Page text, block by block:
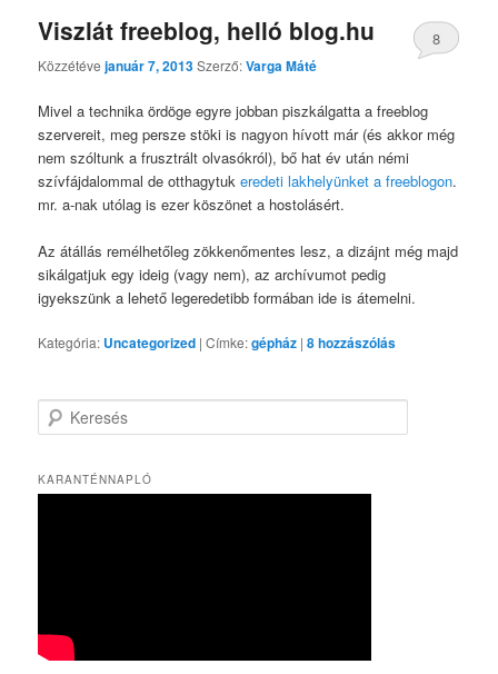
Viszlát freeblog, helló blog.hu
Közzétévejanuár 7, 2013Szerző:Varga Máté
8
Mivel a technika ördöge egyre jobban piszkálgatta a freeblog
szervereit, meg persze stöki is nagyon hívott már (és akkor még
nem szóltunk a frusztrált olvasókról), bő hat év után némi
szívfájdalommal de otthagytukeredeti lakhelyünket a freeblogon.
mr. a-nak utólag is ezer köszönet a hostolásért.
Az átállás remélhetőleg zökkenőmentes lesz, a dizájnt még majd
sikálgatjuk egy ideig (vagy nem), az archívumot pedig
igyekszünk a lehető legeredetibb formában ide is átemelni.
Kategória: Uncategorized |Címke:gépház |8hozzászólás
e
e
s
KARANTÉNNAPLÓ